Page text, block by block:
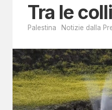
Tra le
Palestina Notizie dalla